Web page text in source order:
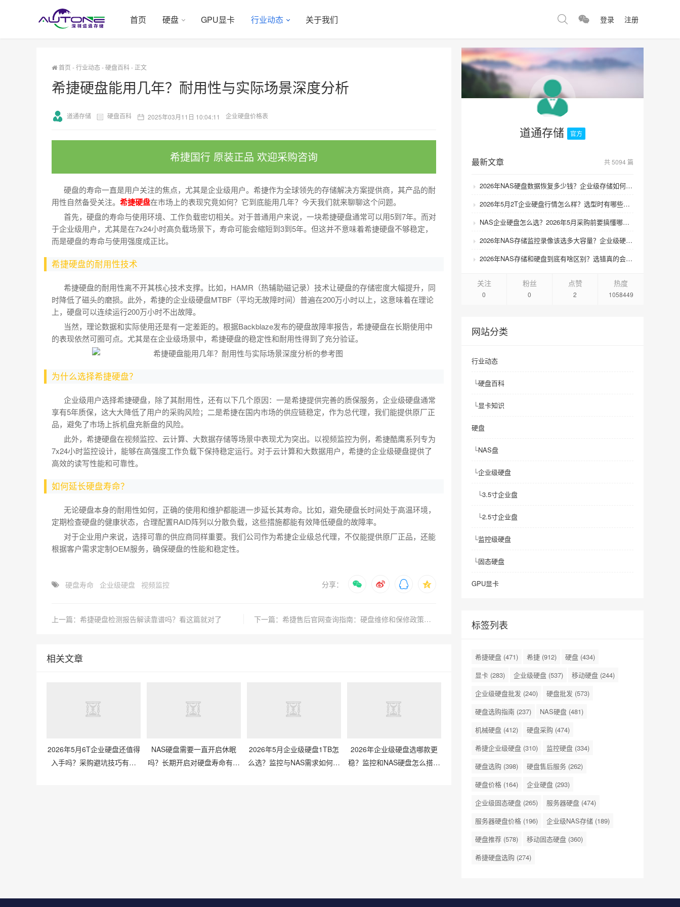
首页 硬盘 GPU显卡 行业动态 关于我们 登录 注册
首页 -行业动态-硬盘百科- 正文
希捷硬盘能用几年？耐用性与实际场景深度分析
道通存储 硬盘百科 2025年03月11日 10:04:11 企业硬盘价格表
希捷国行 原装正品 欢迎采购咨询
硬盘的寿命一直是用户关注的焦点，尤其是企业级用户。希捷作为全球领先的存储解决方案提供商，其产品的耐
用性自然备受关注。 希捷硬盘在市场上的表现究竟如何？它到底能用几年？今天我们就来聊聊这个问题。
首先，硬盘的寿命与使用环境、工作负载密切相关。对于普通用户来说，一块希捷硬盘通常可以用5到7年。而对
于企业级用户，尤其是在7x24小时高负载场景下，寿命可能会缩短到3到5年。但这并不意味着希捷硬盘不够稳定，
而是硬盘的寿命与使用强度成正比。
希捷硬盘的耐用性技术
希捷硬盘的耐用性离不开其核心技术支撑。比如，HAMR（热辅助磁记录）技术让硬盘的存储密度大幅提升，同
时降低了磁头的磨损。此外，希捷的企业级硬盘MTBF（平均无故障时间）普遍在200万小时以上，这意味着在理论
上，硬盘可以连续运行200万小时不出故障。
当然，理论数据和实际使用还是有一定差距的。根据Backblaze发布的硬盘故障率报告，希捷硬盘在长期使用中
的表现依然可圈可点。尤其是在企业级场景中，希捷硬盘的稳定性和耐用性得到了充分验证。
为什么选择希捷硬盘？
企业级用户选择希捷硬盘，除了其耐用性，还有以下几个原因：一是希捷提供完善的质保服务，企业级硬盘通常
享有5年质保，这大大降低了用户的采购风险；二是希捷在国内市场的供应链稳定，作为总代理，我们能提供原厂正
品，避免了市场上拆机盘充新盘的风险。
此外，希捷硬盘在视频监控、云计算、大数据存储等场景中表现尤为突出。以视频监控为例，希捷酷鹰系列专为
7x24小时监控设计，能够在高强度工作负载下保持稳定运行。对于云计算和大数据用户，希捷的企业级硬盘提供了
高效的读写性能和可靠性。
如何延长硬盘寿命？
无论硬盘本身的耐用性如何，正确的使用和维护都能进一步延长其寿命。比如，避免硬盘长时间处于高温环境，
定期检查硬盘的健康状态，合理配置RAID阵列以分散负载，这些措施都能有效降低硬盘的故障率。
对于企业用户来说，选择可靠的供应商同样重要。我们公司作为希捷企业级总代理，不仅能提供原厂正品，还能
根据客户需求定制OEM服务，确保硬盘的性能和稳定性。
硬盘寿命 企业级硬盘 视频监控 分享：
上一篇：希捷硬盘检测报告解读靠谱吗？看这篇就对了 下一篇：希捷售后官网查询指南：硬盘维修和保修政策详解
相关文章
2026年5月6T企业硬盘还值得
入手吗？采购避坑技巧有哪
NAS硬盘需要一直开启休眠
吗？长期开启对硬盘寿命有影
2026年5月企业级硬盘1TB怎
么选？监控与NAS需求如何兼
2026年企业级硬盘选哪款更
稳？监控和NAS硬盘怎么搭才
道通存储 官方
最新文章 共 5094 篇
2026年NAS硬盘数据恢复多少钱？企业级存储如何避免数据丢失风险？
2026年5月2T企业硬盘行情怎么样？选型时有哪些避坑技巧？
NAS企业硬盘怎么选？2026年5月采购前要搞懂哪些坑？
2026年NAS存储监控录像该选多大容量？企业级硬盘怎么搭配才划算？
2026年NAS存储和硬盘到底有啥区别？选错真的会后悔吗？
关注
0
粉丝
0
点赞
2
热度
1058449
网站分类
行业动态
└硬盘百科
└显卡知识
硬盘
└NAS盘
└企业级硬盘
└3.5寸企业盘
└2.5寸企业盘
└监控级硬盘
└固态硬盘
GPU显卡
标签列表
希捷硬盘 (471) 希捷 (912) 硬盘 (434)
显卡 (283) 企业级硬盘 (537) 移动硬盘 (244)
企业级硬盘批发 (240) 硬盘批发 (573)
硬盘选购指南 (237) NAS硬盘 (481)
机械硬盘 (412) 硬盘采购 (474)
希捷企业级硬盘 (310) 监控硬盘 (334)
硬盘选购 (398) 硬盘售后服务 (262)
硬盘价格 (164) 企业硬盘 (293)
企业级固态硬盘 (265) 服务器硬盘 (474)
服务器硬盘价格 (196) 企业级NAS存储 (189)
硬盘推荐 (578) 移动固态硬盘 (360)
希捷硬盘选购 (274)